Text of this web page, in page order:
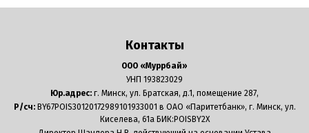
Контакты
ООО «Муррбай»
УНП 193823029
Юр.адрес: г. Минск, ул. Братская, д.1, помещение 287,
Р/сч:BY67POIS30120172989101933001 в ОАО «Паритетбанк», г. Минск, ул.
Киселева, 61а БИК:POISBY2X